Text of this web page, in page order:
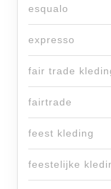
esqualo
expresso
fair trade
fairtrade
feest kleding
feestelijke